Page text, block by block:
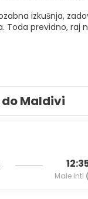
izkušnja,
Toda previdno, raj
do Maldivi
Male Intl